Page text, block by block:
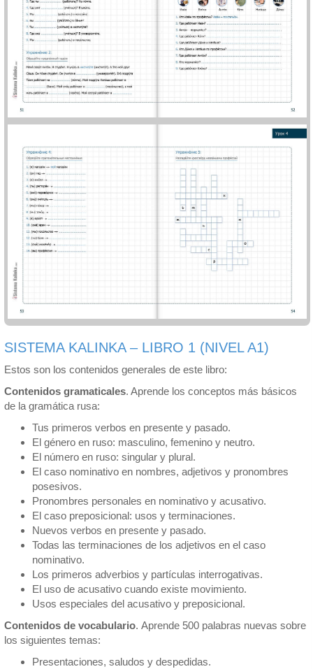
SISTEMA KALINKA – LIBRO 1 (NIVEL A1)
Estos son los contenidos generales de este libro:
Contenidos gramaticales. Aprende los conceptos más básicos
de la gramática rusa:
Tus primeros verbos en presente y pasado.
El género en ruso: masculino, femenino y neutro.
El número en ruso: singular y plural.
El caso nominativo en nombres, adjetivos y pronombres
posesivos.
Pronombres personales en nominativo y acusativo.
El caso preposicional: usos y terminaciones.
Nuevos verbos en presente y pasado.
Todas las terminaciones de los adjetivos en el caso
nominativo.
Los primeros adverbios y partículas interrogativas.
El uso de acusativo cuando existe movimiento.
Usos especiales del acusativo y preposicional.
Contenidos de vocabulario. Aprende 500 palabras nuevas sobre
los siguientes temas:
Presentaciones, saludos y despedidas.